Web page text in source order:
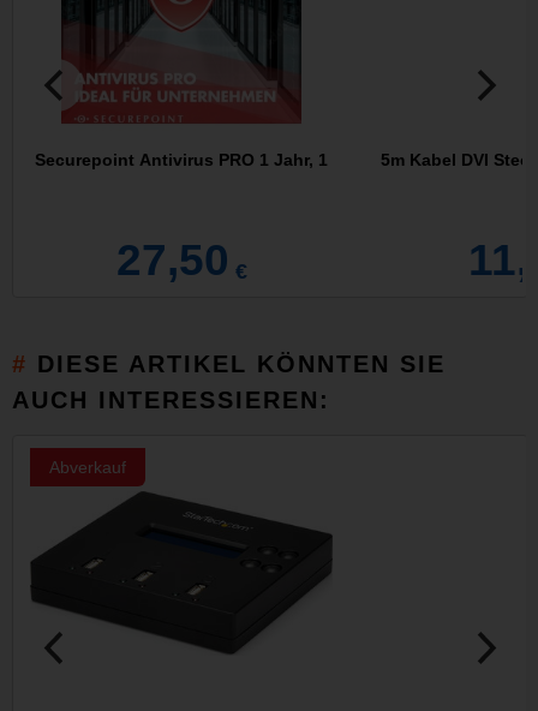
Securepoint Antivirus PRO 1 Jahr, 1
27,50 €
5m Kabel DVI
DIESE ARTIKEL KÖNNTEN SIE
AUCH INTERESSIEREN:
Abverkauf